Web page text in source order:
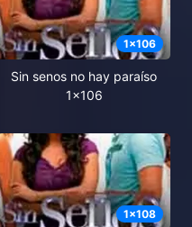
1x106
Sin senos no hay paraíso
1x106
1x108